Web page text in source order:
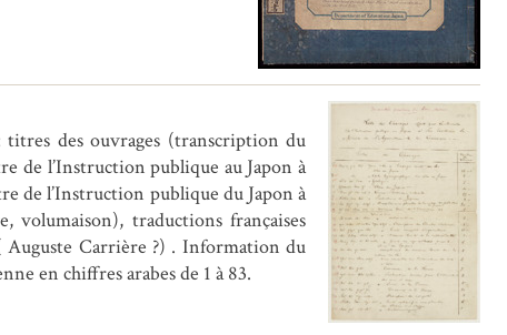
des ouvrages (transcription du
de l’Instruction publique au Japon à
de l’Instruction publique du Japon à
volumaison), traductions françaises
Auguste Carrière ?) . Information du
en chiffres arabes de 1 à 83.